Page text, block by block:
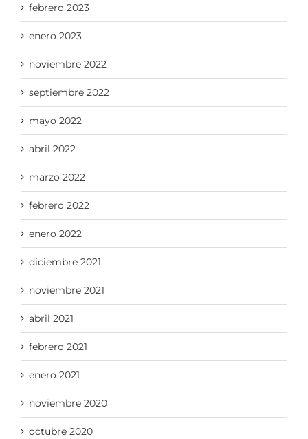
febrero 2023
enero 2023
noviembre 2022
septiembre 2022
mayo 2022
abril 2022
marzo 2022
febrero 2022
enero 2022
diciembre 2021
noviembre 2021
abril 2021
febrero 2021
enero 2021
noviembre 2020
octubre 2020